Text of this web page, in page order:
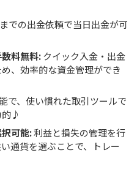
での出金依頼で当日出金が可
料無料:クイック入金・出金
、効率的な資金管理ができ
で、使い慣れた取引ツールで
的♪
可能:利益と損失の管理を行
通貨を選ぶことで、トレー